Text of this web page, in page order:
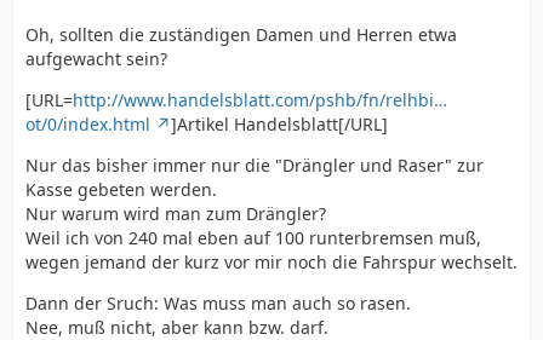
Oh, sollten die zuständigen Damen und Herren etwa
aufgewacht sein?
[URL=http://www.handelsblatt.com/pshb/fn/relhbi…
ot/0/index.html
]Artikel Handelsblatt[/URL]
Nur das bisher immer nur die "Drängler und Raser" zur
Kasse gebeten werden.
Nur warum wird man zum Drängler?
Weil ich von 240 mal eben auf 100 runterbremsen muß,
wegen jemand der kurz vor mir noch die Fahrspur wechselt.
Dann der Sruch: Was muss man auch so rasen.
Nee, muß nicht, aber kann bzw. darf.